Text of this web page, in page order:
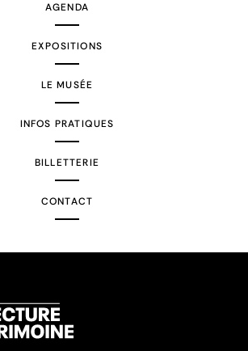
AGENDA
EXPOSITIONS
LE MUSÉE
INFOS PRATIQUES
BILLETTERIE
CONTACT